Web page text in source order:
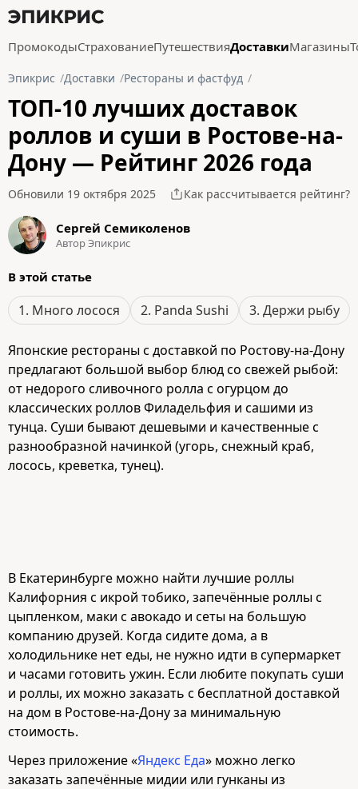
ПромокодыСтрахованиеПутешествияДоставкиМагазины
Эпикрис Доставки Рестораны и фастфуд
ТОП-10 лучших доставок
роллов и суши в Ростове-на-
Дону — Рейтинг 2026 года
Обновили 19 октября 2025 Как рассчитывается рейтинг?
Сергей Семиколенов
Автор Эпикрис
В этой статье
1. Много лосося 2. Panda Sushi 3. Держи рыбу
Японские рестораны с доставкой по Ростову-на-Дону
предлагают большой выбор блюд со свежей рыбой:
от недорого сливочного ролла с огурцом до
классических роллов Филадельфия и сашими из
тунца. Суши бывают дешевыми и качественные с
разнообразной начинкой (угорь, снежный краб,
лосось, креветка, тунец).
В Екатеринбурге можно найти лучшие роллы
Калифорния с икрой тобико, запечённые роллы с
цыпленком, маки с авокадо и сеты на большую
компанию друзей. Когда сидите дома, а в
холодильнике нет еды, не нужно идти в супермаркет
и часами готовить ужин. Если любите покупать суши
и роллы, их можно заказать с бесплатной доставкой
на дом в Ростове-на-Дону за минимальную
стоимость.
Через приложение «Яндекс Еда» можно легко
заказать запечённые мидии или гунканы из